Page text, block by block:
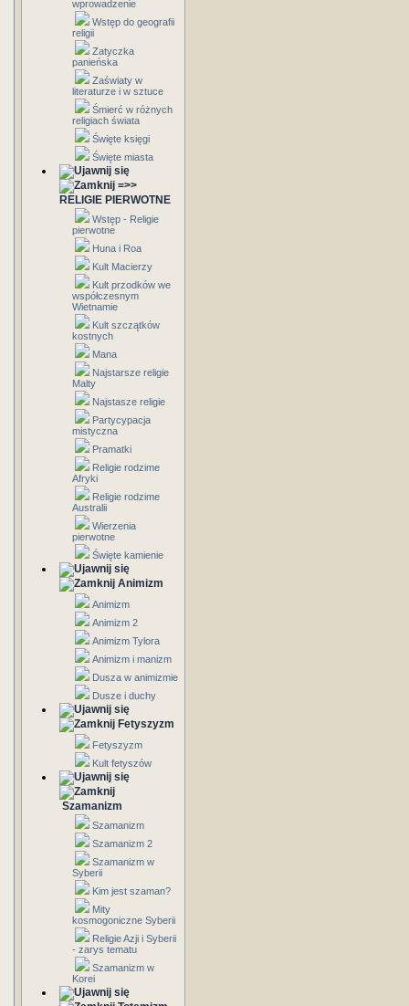
wprowadzenie
Wstęp do geografii
religii
Zatyczka
panieńska
Zaświaty w
literaturze i w sztuce
Śmierć w różnych
religiach świata
Święte księgi
Święte miasta
=>>
RELIGIE PIERWOTNE
Wstęp - Religie
pierwotne
Huna i Roa
Kult Macierzy
Kult przodków we
współczesnym
Wietnamie
Kult szczątków
kostnych
Mana
Najstarsze religie
Malty
Najstasze religie
Partycypacja
mistyczna
Pramatki
Religie rodzime
Afryki
Religie rodzime
Australii
Wierzenia
pierwotne
Święte kamienie
Animizm
Animizm
Animizm 2
Animizm Tylora
Animizm i manizm
Dusza w animizmie
Dusze i duchy
Fetyszyzm
Fetyszyzm
Kult fetyszów
Szamanizm
Szamanizm
Szamanizm 2
Szamanizm w
Syberii
Kim jest szaman?
Mity
kosmogoniczne Syberii
Religie Azji i Syberii
- zarys tematu
Szamanizm w
Korei